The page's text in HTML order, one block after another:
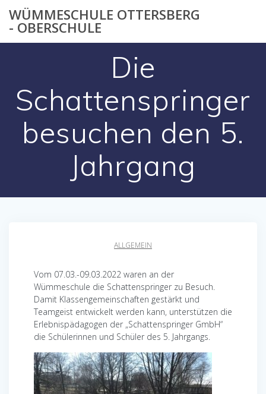
Inhalt
WÜMMESCHULE OTTERSBERG
- OBERSCHULE
Die
Schattenspringer
besuchen den 5.
Jahrgang
ALLGEMEIN
Vom 07.03.-09.03.2022 waren an der
Wümmeschule die Schattenspringer zu Besuch.
Damit Klassengemeinschaften gestärkt und
Teamgeist entwickelt werden kann, unterstützen die
Erlebnispädagogen der „Schattenspringer GmbH“
die Schülerinnen und Schüler des 5. Jahrgangs.